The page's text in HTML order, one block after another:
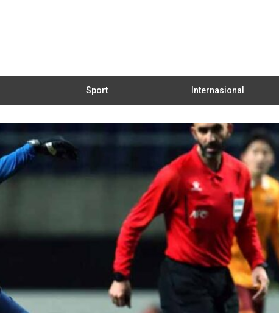
Sport Internasional